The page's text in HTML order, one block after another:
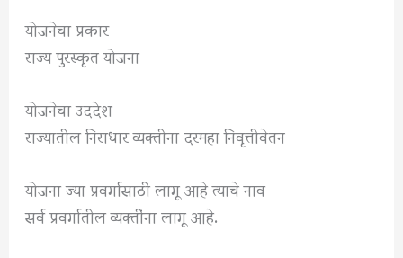
योजनेचा प्रकार
राज्य पुरस्कृत योजना
योजनेचा उददेश
राज्यातील निराधार व्यक्तीना दरमहा निवृत्तीवेतन
योजना ज्या प्रवर्गासाठी लागू आहे त्याचे नाव
सर्व प्रवर्गातील व्यक्तींना लागू आहे.